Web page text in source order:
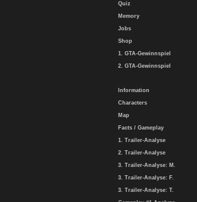
Quiz
Memory
Jobs
Shop
1. GTA-Gewinnspiel
2. GTA-Gewinnspiel
Information
Characters
Map
Facts / Gameplay
1. Trailer-Analyse
2. Trailer-Analyse
3. Trailer-Analyse: M.
3. Trailer-Analyse: F.
3. Trailer-Analyse: T.